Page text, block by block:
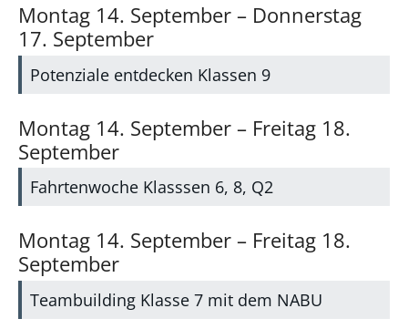
Montag 14. September – Donnerstag
17. September
Potenziale entdecken Klassen 9
Montag 14. September – Freitag 18.
September
Fahrtenwoche Klasssen 6, 8, Q2
Montag 14. September – Freitag 18.
September
Teambuilding Klasse 7 mit dem NABU